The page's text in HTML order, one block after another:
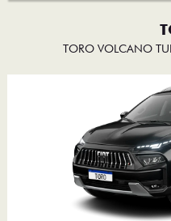
TORO VOLCANO